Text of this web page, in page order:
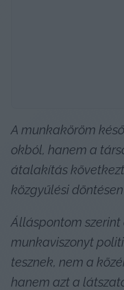
A munkaköröm
okból, hanem a
átalakítás
közgyűlési
Álláspontom
munkaviszonyt
tesznek, nem a
hanem azt a